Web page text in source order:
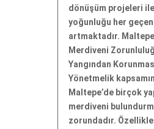
dönüşüm projeleri ile
yoğunluğu her geçen
artmaktadır. Maltepe
Merdiveni
Yangından
Yönetmelik
Maltepe’de birçok
merdiveni
zorundadır.